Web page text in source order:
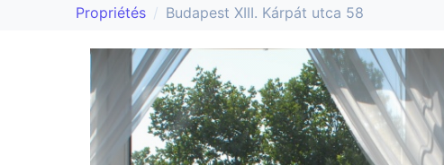
Propriétés
Budapest XIII. Kárpát utca 58